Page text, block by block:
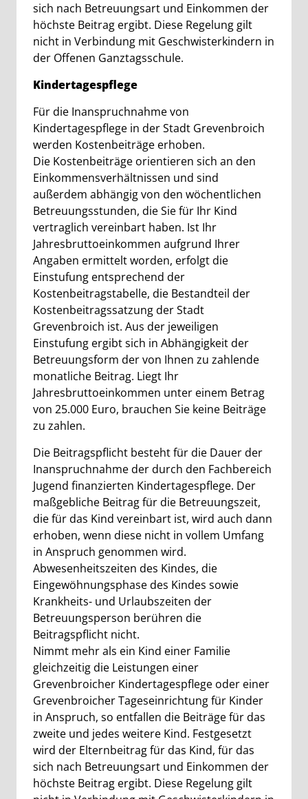
sich nach Betreuungsart und Einkommen der
höchste Beitrag ergibt. Diese Regelung gilt
nicht in Verbindung mit Geschwisterkindern in
der Offenen Ganztagsschule.
Kindertagespflege
Für die Inanspruchnahme von
Kindertagespflege in der Stadt Grevenbroich
werden Kostenbeiträge erhoben.
Die Kostenbeiträge orientieren sich an den
Einkommensverhältnissen und sind
außerdem abhängig von den wöchentlichen
Betreuungsstunden, die Sie für Ihr Kind
vertraglich vereinbart haben. Ist Ihr
Jahresbruttoeinkommen aufgrund Ihrer
Angaben ermittelt worden, erfolgt die
Einstufung entsprechend der
Kostenbeitragstabelle, die Bestandteil der
Kostenbeitragssatzung der Stadt
Grevenbroich ist. Aus der jeweiligen
Einstufung ergibt sich in Abhängigkeit der
Betreuungsform der von Ihnen zu zahlende
monatliche Beitrag. Liegt Ihr
Jahresbruttoeinkommen unter einem Betrag
von 25.000 Euro, brauchen Sie keine Beiträge
zu zahlen.
Die Beitragspflicht besteht für die Dauer der
Inanspruchnahme der durch den Fachbereich
Jugend finanzierten Kindertagespflege. Der
maßgebliche Beitrag für die Betreuungszeit,
die für das Kind vereinbart ist, wird auch dann
erhoben, wenn diese nicht in vollem Umfang
in Anspruch genommen wird.
Abwesenheitszeiten des Kindes, die
Eingewöhnungsphase des Kindes sowie
Krankheits- und Urlaubszeiten der
Betreuungsperson berühren die
Beitragspflicht nicht.
Nimmt mehr als ein Kind einer Familie
gleichzeitig die Leistungen einer
Grevenbroicher Kindertagespflege oder einer
Grevenbroicher Tageseinrichtung für Kinder
in Anspruch, so entfallen die Beiträge für das
zweite und jedes weitere Kind. Festgesetzt
wird der Elternbeitrag für das Kind, für das
sich nach Betreuungsart und Einkommen der
höchste Beitrag ergibt. Diese Regelung gilt